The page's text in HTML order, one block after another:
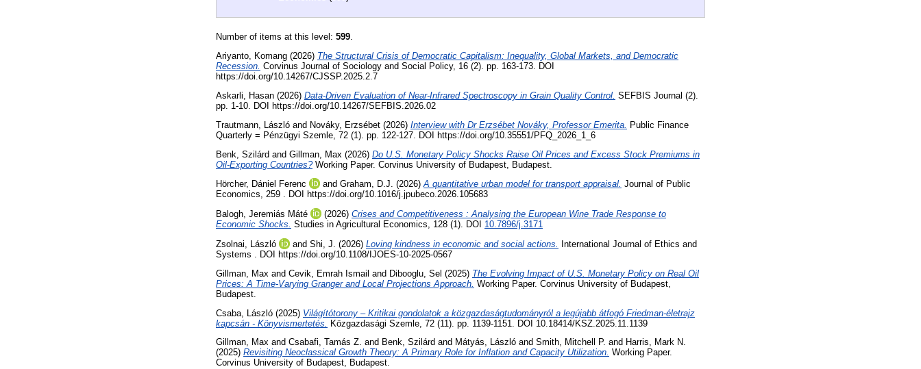
Number of items at this level: 599.
Ariyanto, Komang (2026) The Structural Crisis of Democratic Capitalism: Inequality, Global Markets, and Democratic
Recession. Corvinus Journal of Sociology and Social Policy, 16 (2). pp. 163-173. DOI
https://doi.org/10.14267/CJSSP.2025.2.7
Askarli, Hasan (2026) Data-Driven Evaluation of Near-Infrared Spectroscopy in Grain Quality Control. SEFBIS Journal (2).
pp. 1-10. DOI https://doi.org/10.14267/SEFBIS.2026.02
Trautmann, László and Nováky, Erzsébet (2026) Interview with Dr Erzsébet Nováky, Professor Emerita.
Public Finance
Quarterly = Pénzügyi Szemle, 72 (1). pp. 122-127. DOI https://doi.org/10.35551/PFQ_2026_1_6
Benk, Szilárd and Gillman, Max (2026) Do U.S. Monetary Policy Shocks Raise Oil Prices and Excess Stock Premiums in
Oil-Exporting Countries?Working Paper. Corvinus University of Budapest, Budapest.
Hörcher, Dániel Ferenc
and Graham, D.J. (2026)A quantitative urban model for transport appraisal. Journal of Public
Economics, 259 . DOI https://doi.org/10.1016/j.jpubeco.2026.105683
Balogh, Jeremiás Máté
(2026) Crises and Competitiveness : Analysing the European Wine Trade Response to
Economic Shocks. Studies in Agricultural Economics, 128 (1). DOI 10.7896/j.3171
Zsolnai, László
and Shi, J. (2026) Loving kindness in economic and social actions.
International Journal of Ethics and
Systems . DOI https://doi.org/10.1108/IJOES-10-2025-0567
Gillman, Max and Cevik, Emrah Ismail and Dibooglu, Sel (2025) The Evolving Impact of U.S. Monetary Policy on Real Oil
Prices: A Time-Varying Granger and Local Projections Approach. Working Paper. Corvinus University of Budapest,
Budapest.
Csaba, László (2025) Világítótorony – Kritikai gondolatok a közgazdaságtudományról a legújabb átfogó Friedman-életrajz
kapcsán - Könyvismertetés.
Közgazdasági Szemle, 72 (11). pp. 1139-1151. DOI 10.18414/KSZ.2025.11.1139
Gillman, Max and Csabafi, Tamás Z. and Benk, Szilárd and Mátyás, László and Smith, Mitchell P. and Harris, Mark N.
(2025) Revisiting Neoclassical Growth Theory: A Primary Role for Inflation and Capacity Utilization. Working Paper.
Corvinus University of Budapest, Budapest.